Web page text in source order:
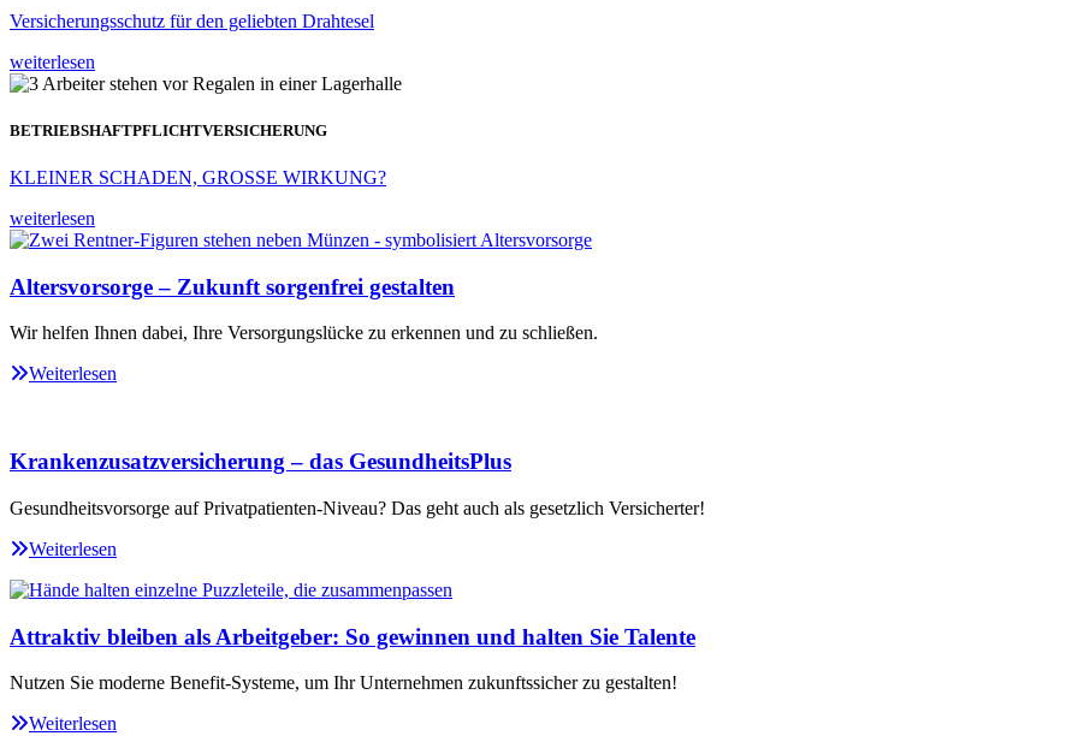
Versicherungsschutz für den geliebten Drahtesel
weiterlesen
BETRIEBSHAFTPFLICHTVERSICHERUNG
KLEINER SCHADEN, GROSSE WIRKUNG?
weiterlesen
Altersvorsorge – Zukunft sorgenfrei gestalten
Wir helfen Ihnen dabei, Ihre Versorgungslücke zu erkennen und zu schließen.
Weiterlesen
Krankenzusatzversicherung – das GesundheitsPlus
Gesundheitsvorsorge auf Privatpatienten-Niveau? Das geht auch als gesetzlich Versicherter!
Weiterlesen
Attraktiv bleiben als Arbeitgeber: So gewinnen und halten Sie Talente
Nutzen Sie moderne Benefit-Systeme, um Ihr Unternehmen zukunftssicher zu gestalten!
Weiterlesen